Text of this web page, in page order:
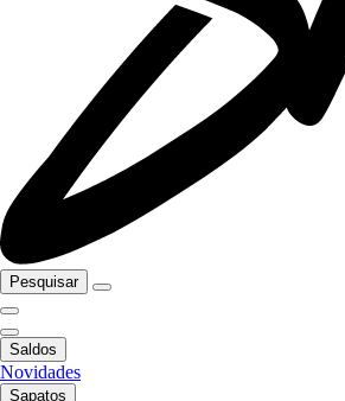
Pesquisar
Saldos
Novidades
Sapatos